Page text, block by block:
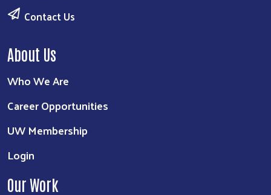
Contact Us
About Us
Who We Are
Career Opportunities
UW Membership
Login
Our Work